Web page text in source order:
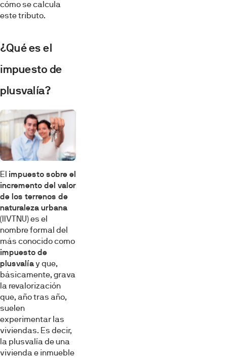
cómo se calcula
este tributo.
¿Qué es el
impuesto de
plusvalía?
El impuesto sobre el
incremento del valor
de los terrenos de
naturaleza urbana
(IIVTNU) es el
nombre formal del
más conocido como
impuesto de
plusvalíay que,
básicamente, grava
la revalorización
que, año tras año,
suelen
experimentar las
viviendas. Es decir,
la plusvalía de una
vivienda e inmueble